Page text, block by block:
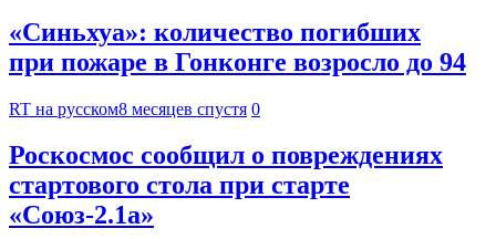
«Синьхуа»: количество погибших
при пожаре в Гонконге возросло до 94
RT на русском8 месяцев спустя 0
Роскосмос сообщил о повреждениях
стартового стола при старте
«Союз-2.1а»